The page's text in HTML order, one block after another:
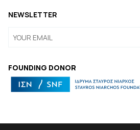
FOUNDING DONOR
NEWSLETTER